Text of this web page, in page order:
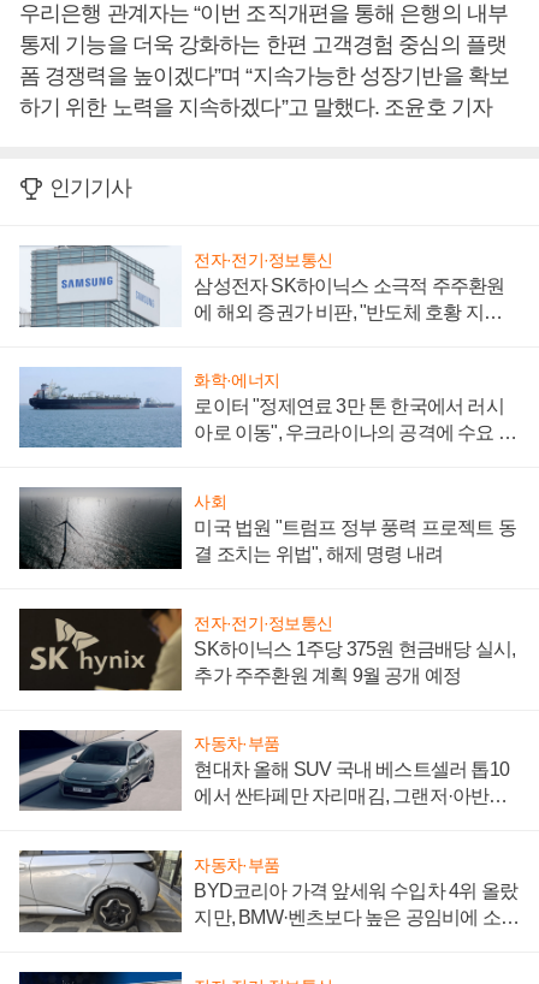
우리은행 관계자는 “이번 조직개편을 통해 은행의 내부
통제 기능을 더욱 강화하는 한편 고객경험 중심의 플랫
폼 경쟁력을 높이겠다”며 “지속가능한 성장기반을 확보
하기 위한 노력을 지속하겠다”고 말했다. 조윤호 기자
인기기사
전자·전기·정보통신
삼성전자 SK하이닉스 소극적 주주환원
에 해외 증권가 비판, "반도체 호황 지속
화학·에너지
로이터 "정제연료 3만 톤 한국에서 러시
아로 이동", 우크라이나의 공격에 수요 늘
사회
미국 법원 "트럼프 정부 풍력 프로젝트 동
결 조치는 위법", 해제 명령 내려
전자·전기·정보통신
SK하이닉스 1주당 375원 현금배당 실시,
추가 주주환원 계획 9월 공개 예정
자동차·부품
현대차 올해 SUV 국내 베스트셀러 톱10
에서 싼타페만 자리매김, 그랜저·아반떼
자동차·부품
BYD코리아 가격 앞세워 수입차 4위 올랐
지만, BMW·벤츠보다 높은 공임비에 소비